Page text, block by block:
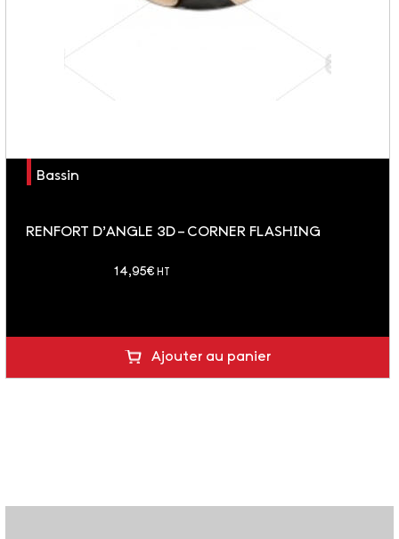
Bassin
RENFORT D’ANGLE 3D – CORNER FLASHING
14,95€ HT
Ajouter au panier